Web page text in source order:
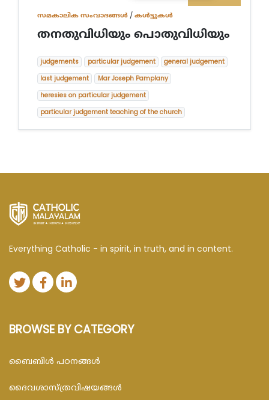
സമകാലിക സംവാദങ്ങൾ /കൾട്ടുകൾ
തനതുവിധിയും പൊതുവിധിയും
judgements particular judgement
general judgement
last judgement
Mar Joseph Pamplany
heresies on particular judgement
particular judgement teaching of the church
Everything Catholic - in spirit, in truth, and in content.
BROWSE BY CATEGORY
ബൈബിള്‍ പഠനങ്ങള്‍
ദൈവശാസ്ത്രവിഷയങ്ങള്‍